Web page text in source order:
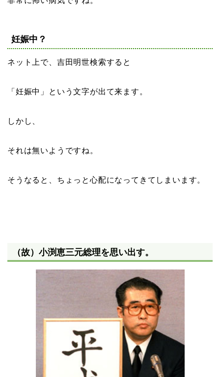
妊娠中？
ネット上で、吉田明世検索すると
「妊娠中」という文字が出て来ます。
しかし、
それは無いようですね。
そうなると、ちょっと心配になってきてしまいます。
（故）小渕恵三元総理を思い出す。